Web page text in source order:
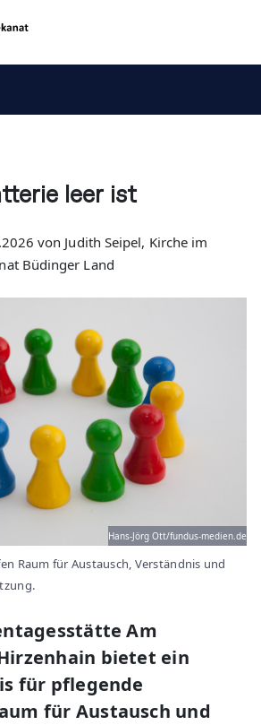
leer ist
von Judith Seipel, Kirche im
Büdinger Land
Hans-Jörg Ott/fundus-medien.de
Raum für Austausch, Verständnis und
Am
bietet ein
für pflegende
für Austausch und